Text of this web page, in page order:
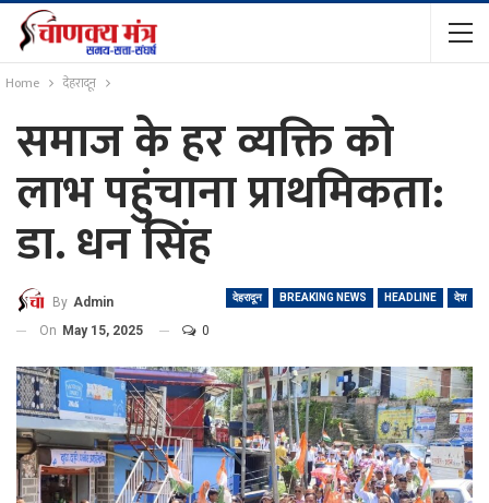
Home देहरादून
समाज के हर व्यक्ति को
लाभ पहुंचाना प्राथमिकता:
डा. धन सिंह
देहरादून BREAKING NEWS HEADLINE देश
By Admin
On May 15, 2025 0